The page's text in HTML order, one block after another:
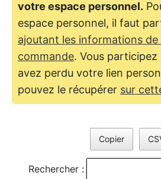
votre espace personnel.
espace personnel, il faut
ajoutant les informations
commande. Vous participez
avez perdu votre lien
pouvez le récupérer sur
Copier
Rechercher :